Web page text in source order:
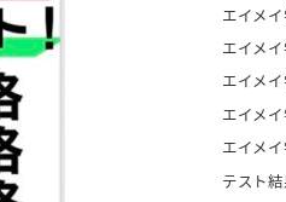
エイメ
エイメ
エイメ
エイメ
エイメ
テスト